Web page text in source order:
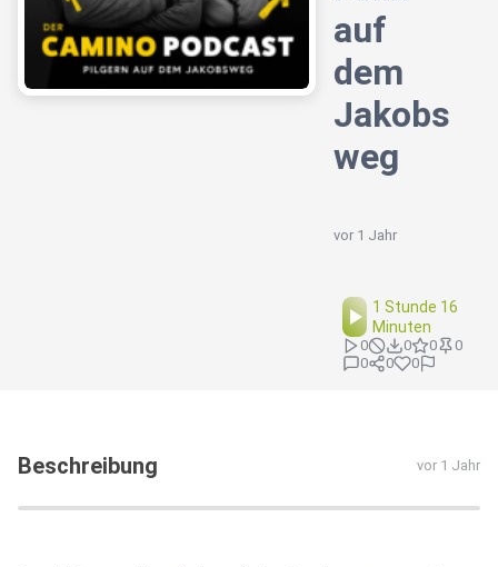
auf
dem
Jakobs
weg
vor 1 Jahr
1 Stunde 16
Minuten
0 0 0
0
0
0 0
Beschreibung vor 1 Jahr